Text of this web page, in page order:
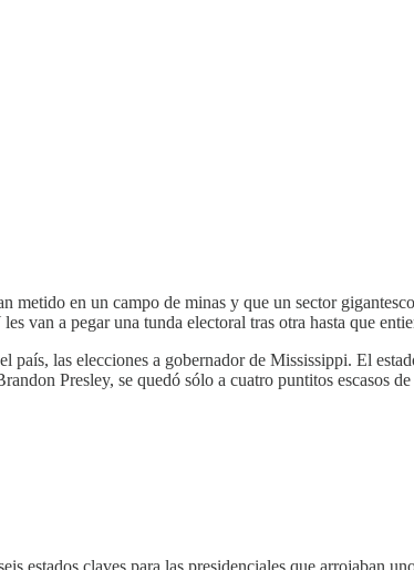
metido en un campo de minas y que un sector
van a pegar una tunda electoral tras otra hasta que
país, las elecciones a gobernador de Mississippi. El
Presley, se quedó sólo a cuatro puntitos escasos
estados claves para las presidenciales que arrojaban